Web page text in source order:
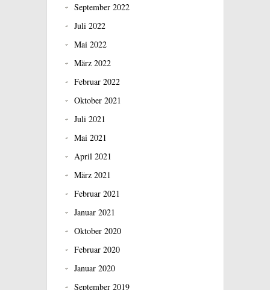
September 2022
Juli 2022
Mai 2022
März 2022
Februar 2022
Oktober 2021
Juli 2021
Mai 2021
April 2021
März 2021
Februar 2021
Januar 2021
Oktober 2020
Februar 2020
Januar 2020
September 2019